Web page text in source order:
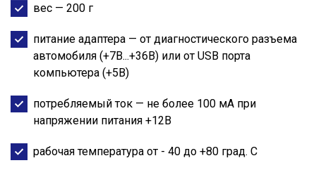
вес — 200 г
питание адаптера — от диагностического разъема
автомобиля (+7В...+36В) или от USB порта
компьютера (+5В)
потребляемый ток — не более 100 мА при
напряжении питания +12В
рабочая температура от - 40 до +80 град. С